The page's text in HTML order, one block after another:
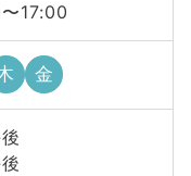
17:00
金